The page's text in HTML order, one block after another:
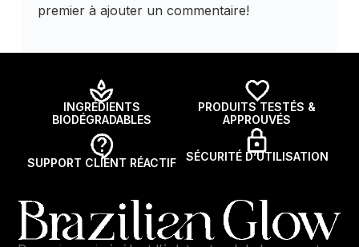
premier à ajouter un commentaire!
INGRÉDIENTS
BIODÉGRADABLES
PRODUITS TESTÉS &
APPROUVÉS
SUPPORT CLIENT RÉACTIF SÉCURITÉ D’UTILISATION